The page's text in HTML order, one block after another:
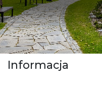
Informacja